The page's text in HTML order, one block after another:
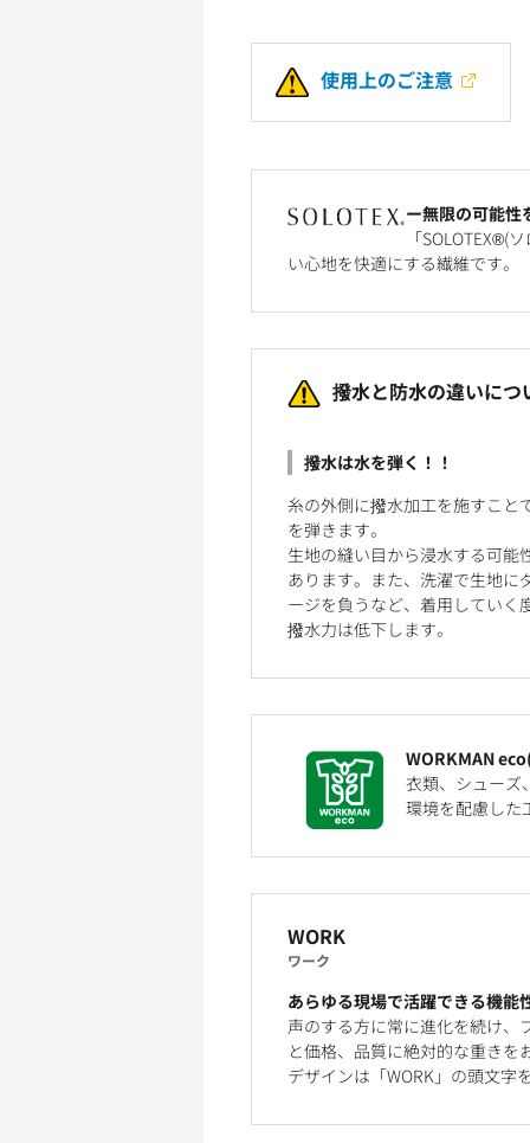
使用上のご注意
ー無限の可能性
「SOLOTEX®(
い心地を快適にする繊維です。
撥水と防水の違いにつ
撥水は水を弾く！！
糸の外側に撥水加工を施すこと
を弾きます。
生地の縫い目から浸水する可能
あります。また、洗濯で生地に
ージを負うなど、着用していく
撥水力は低下します。
WORKMAN
衣類、シューズ
環境を配慮した
WORK
ワーク
あらゆる現場で活躍できる機能
声のする方に常に進化を続け、
と価格、品質に絶対的な重き
デザインは「WORK」の頭文字